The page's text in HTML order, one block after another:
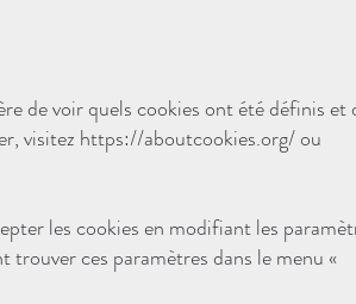
de voir quels cookies ont été définis et
visitez https://aboutcookies.org/ou
les cookies en modifiant les
trouver ces paramètres dans le menu «